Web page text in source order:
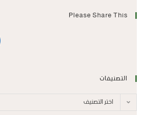
Please Share This
التصنيفات
اختر التصنيف